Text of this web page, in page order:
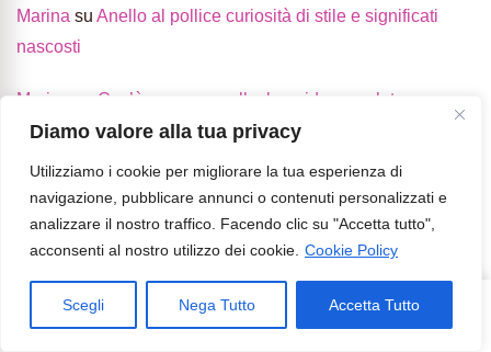
Diamo valore alla tua privacy
Utilizziamo i cookie per migliorare la tua esperienza di
navigazione, pubblicare annunci o contenuti personalizzati e
analizzare il nostro traffico. Facendo clic su "Accetta tutto",
acconsenti al nostro utilizzo dei cookie. Cookie Policy
Scegli Nega Tutto
Accetta Tutto
Share
Leave a Commenton
Marina su Anello al pollice curiosità di stile e significati
nascosti
Marina Cos’è un capospalla: la guida completa